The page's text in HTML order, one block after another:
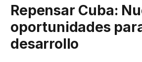
Repensar Cuba:
oportunidades
desarrollo